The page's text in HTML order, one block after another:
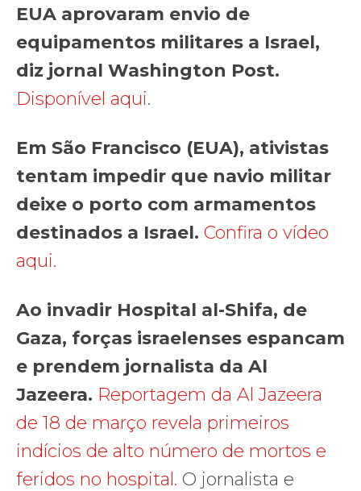
EUA aprovaram envio de
equipamentos militares a Israel,
diz jornal Washington Post.
Disponível aqui.
Em São Francisco (EUA), ativistas
tentam impedir que navio militar
deixe o porto com armamentos
destinados a Israel. Confira o vídeo
aqui.
Ao invadir Hospital al-Shifa, de
Gaza, forças israelenses espancam
e prendem jornalista da Al
Jazeera. Reportagem da Al Jazeera
de 18 de março revela primeiros
indícios de alto número de mortos e
feridos no hospital. O jornalista e